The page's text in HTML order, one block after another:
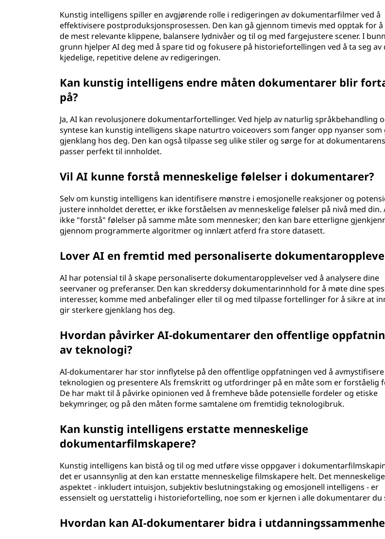
Kunstig intelligens spiller en avgjørende rolle i redigeringen av dokumentarfilmer ved å
effektivisere postproduksjonsprosessen. Den kan gå gjennom timevis med opptak for
de mest relevante klippene, balansere lydnivåer og til og med fargejustere scener. I
grunn hjelper AI deg med å spare tid og fokusere på historiefortellingen ved å ta seg av
kjedelige, repetitive delene av redigeringen.
Kan kunstig intelligens endre måten dokumentarer blir
på?
Ja, AI kan revolusjonere dokumentarfortellinger. Ved hjelp av naturlig språkbehandling
syntese kan kunstig intelligens skape naturtro voiceovers som fanger opp nyanser som
gjenklang hos deg. Den kan også tilpasse seg ulike stiler og sørge for at
passer perfekt til innholdet.
Vil AI kunne forstå menneskelige følelser i dokumentarer?
Selv om kunstig intelligens kan identifisere mønstre i emosjonelle reaksjoner og
justere innholdet deretter, er ikke forståelsen av menneskelige følelser på nivå med din.
ikke "forstå" følelser på samme måte som mennesker; den kan bare etterligne
gjennom programmerte algoritmer og innlært atferd fra store datasett.
Lover AI en fremtid med personaliserte
AI har potensial til å skape personaliserte dokumentaropplevelser ved å analysere dine
seervaner og preferanser. Den kan skreddersy dokumentarinnhold for å møte dine
interesser, komme med anbefalinger eller til og med tilpasse fortellinger for å sikre at
gir sterkere gjenklang hos deg.
Hvordan påvirker AI-dokumentarer den offentlige
av teknologi?
AI-dokumentarer har stor innflytelse på den offentlige oppfatningen ved å avmystifisere
teknologien og presentere AIs fremskritt og utfordringer på en måte som er forståelig
De har makt til å påvirke opinionen ved å fremheve både potensielle fordeler og etiske
bekymringer, og på den måten forme samtalene om fremtidig teknologibruk.
Kan kunstig intelligens erstatte menneskelige
dokumentarfilmskapere?
Kunstig intelligens kan bistå og til og med utføre visse oppgaver i
det er usannsynlig at den kan erstatte menneskelige filmskapere helt. Det menneskelige
aspektet - inkludert intuisjon, subjektiv beslutningstaking og emosjonell intelligens - er
essensielt og uerstattelig i historiefortelling, noe som er kjernen i alle dokumentarer du
Hvordan kan AI-dokumentarer bidra i